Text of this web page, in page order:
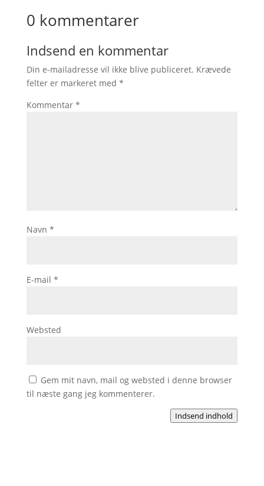
0 kommentarer
Indsend en kommentar
Din e-mailadresse vil ikke blive publiceret. Krævede
felter er markeret med *
Kommentar *
Navn *
E-mail *
Websted
Gem mit navn, mail og websted i denne browser
til næste gang jeg kommenterer.
Indsend indhold